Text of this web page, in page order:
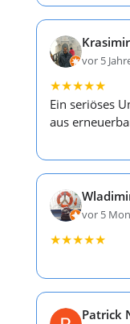
vor 5
★★★★★
Ein seriöses
aus
vor 5
★★★★★
Patrick